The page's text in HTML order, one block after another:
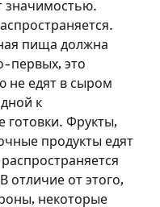
значимостью.
пища должна
первых, это
не едят в сыром
к
готовки. Фрукты,
продукты едят
отличие от этого,
некоторые